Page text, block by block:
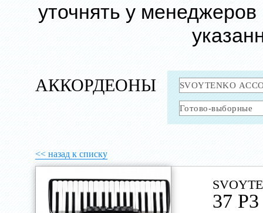
уточнять у
АККОРДЕОНЫ
<< назад к списку
37